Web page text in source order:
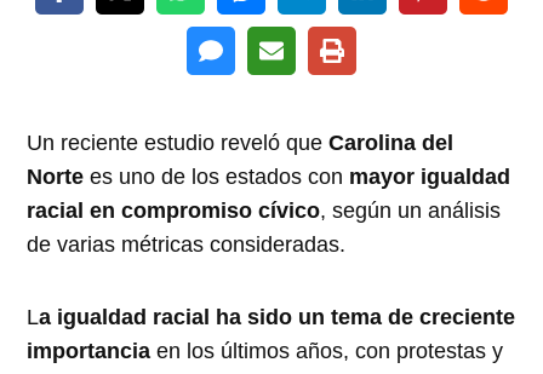
Un reciente estudio reveló queCarolina del
Norte es uno de los estados con mayor igualdad
racial en compromiso cívico, según un análisis
de varias métricas consideradas.
La igualdad racial ha sido un tema de creciente
importancia en los últimos años, con protestas y